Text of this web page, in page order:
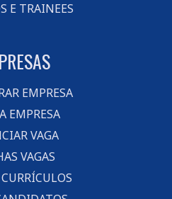
E TRAINEES
EMPRESA
EMPRESA
VAGA
VAGAS